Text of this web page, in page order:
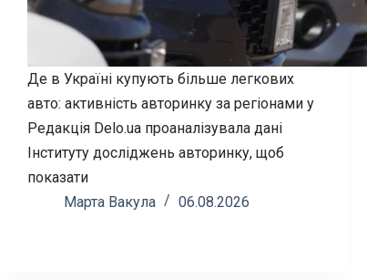
Де в Україні купують більше легкових
авто: активність авторинку за регіонами у
Редакція Delo.ua проаналізувала дані
Інституту досліджень авторинку, щоб
показати
Марта Вакула
06.08.2026